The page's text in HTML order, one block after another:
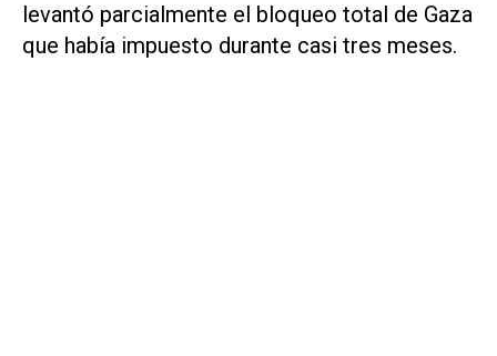
levantó parcialmente el bloqueo total de Gaza
que había impuesto durante casi tres meses.